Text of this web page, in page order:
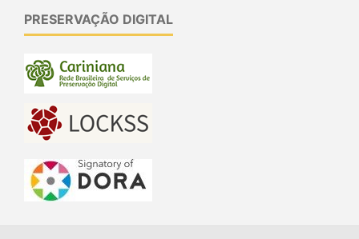
PRESERVAÇÃO DIGITAL